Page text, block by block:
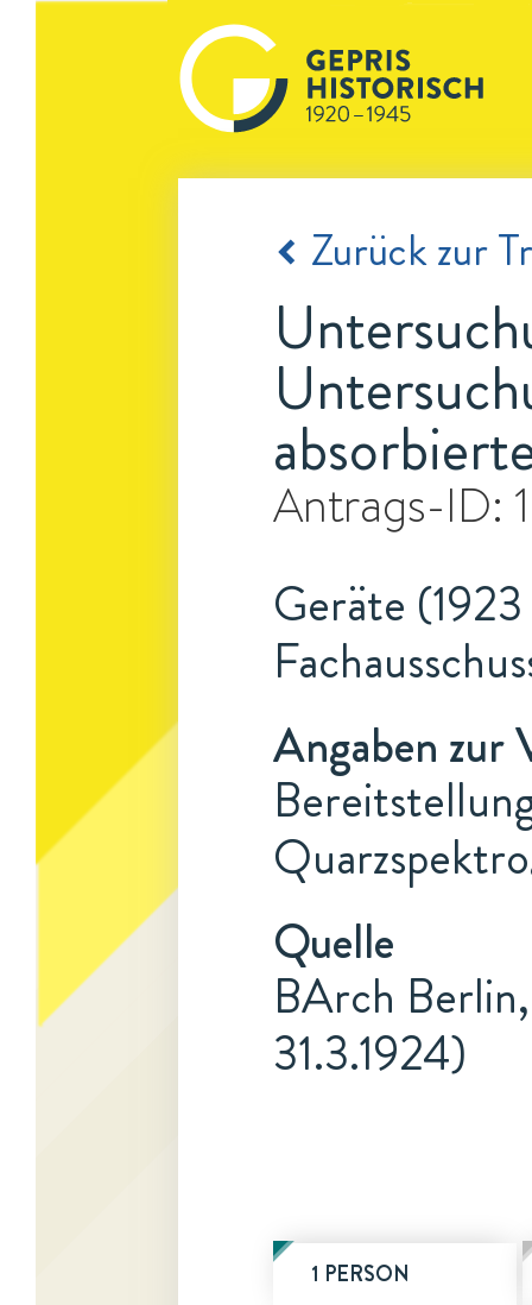
Zurück zur
Antrags-ID:
Geräte
Angaben zur
Quelle
BArch
31.3.1924)
1 PERSON